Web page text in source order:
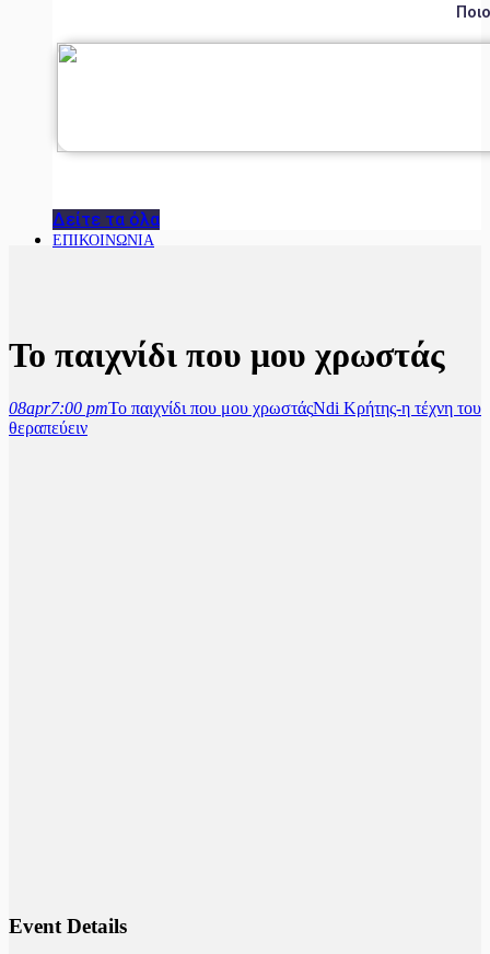
Δείτε τα όλα
ΕΠΙΚΟΙΝΩΝΙΑ
Το παιχνίδι που μου χρωστάς
08apr7:00 pmΤο παιχνίδι που μου χρωστάςNdi Κρήτης-η τέχνη του
θεραπεύειν
Event Details